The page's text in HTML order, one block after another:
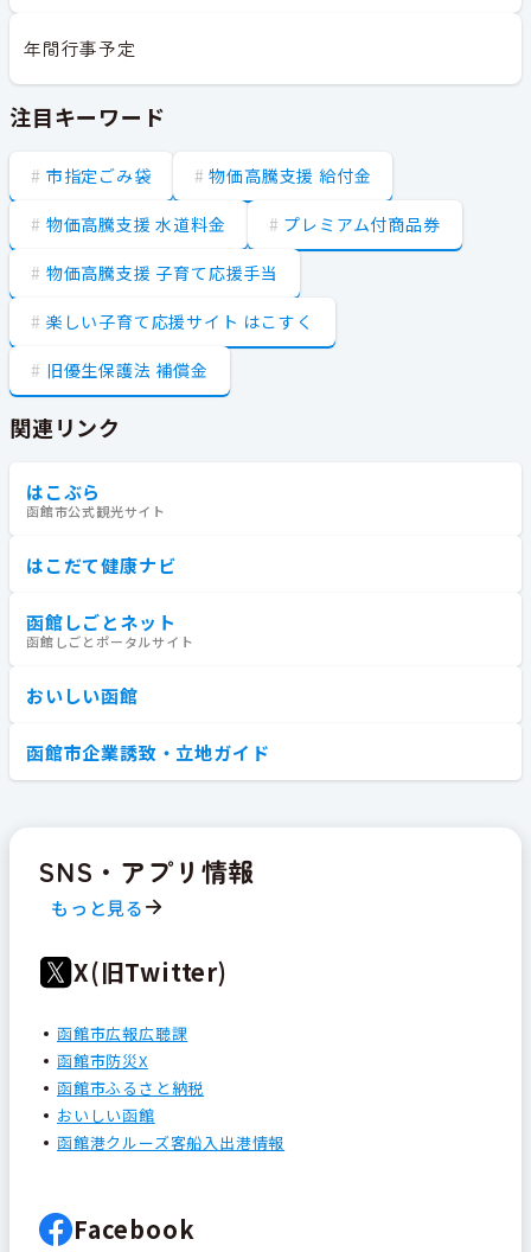
年間行事予定
注目キーワード
市指定ごみ袋 物価高騰支援 給付金
物価高騰支援 水道料金 プレミアム付商品券
物価高騰支援 子育て応援手当
楽しい子育て応援サイト はこすく
旧優生保護法 補償金
関連リンク
はこぶら
函館市公式観光サイト
はこだて健康ナビ
函館しごとネット
函館しごとポータルサイト
おいしい函館
函館市企業誘致・立地ガイド
SNS・アプリ情報
もっと見る
X(旧Twitter)
函館市広報広聴課
函館市防災X
函館市ふるさと納税
おいしい函館
函館港クルーズ客船入出港情報
Facebook